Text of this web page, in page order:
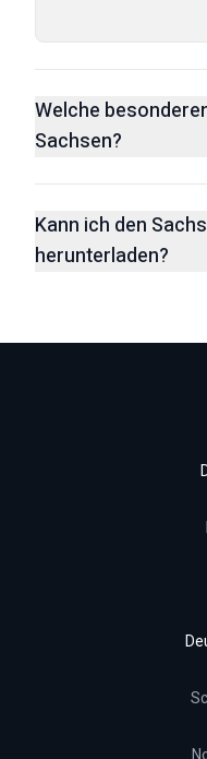
Welche
Sachsen?
Kann ich den
herunterladen?